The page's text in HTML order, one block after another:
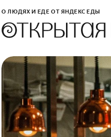
О ЛЮДЯХ И ЕДЕ ОТ ЯНДЕКС ЕДЫ